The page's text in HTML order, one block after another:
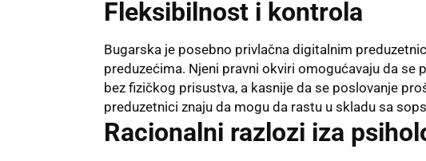
Fleksibilnost i kontrola
Bugarska je posebno privlačna digitalnim
preduzećima. Njeni pravni okviri omogućavaju da
bez fizičkog prisustva, a kasnije da se poslovanje
preduzetnici znaju da mogu da rastu u skladu sa
Racionalni razlozi iza